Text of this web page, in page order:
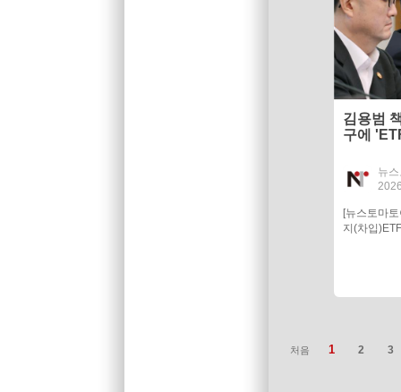
김용범
구에
뉴
[뉴스토마
지(차입
처음 1 2 3